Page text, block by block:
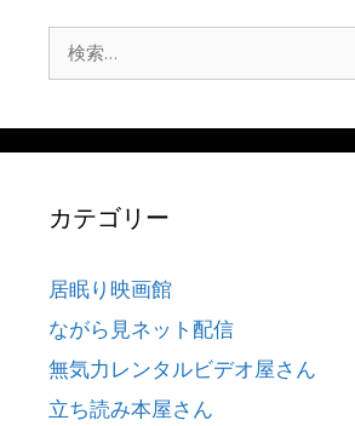
索:
カテゴリー
居眠り映画館
ながら見ネット配信
無気力レンタルビデオ屋さん
立ち読み本屋さん